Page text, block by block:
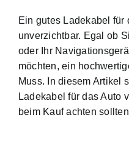
Ein gutes Ladekabel für
unverzichtbar. Egal ob
oder Ihr
möchten, ein
Muss. In diesem Artikel
Ladekabel für das Auto
beim Kauf achten